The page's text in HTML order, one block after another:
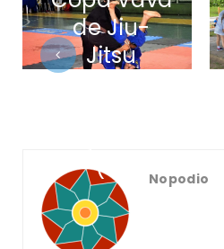
de Jiu-
Jitsu
encerram
(3)
Nopodio